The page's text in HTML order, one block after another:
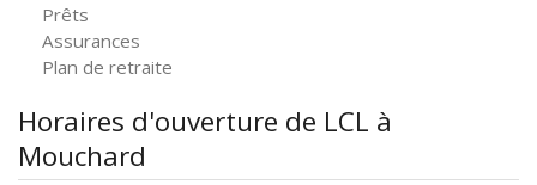
Prêts
Assurances
Plan de retraite
Horaires d'ouverture de LCL à
Mouchard